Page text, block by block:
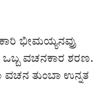
ಭೀಮಯ್ಯನವ್ರು
ವಚನಕಾರ ಶರಣ.
ತುಂಬಾ ಉನ್ನತ